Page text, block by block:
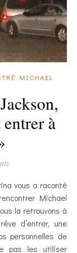
MICHAEL
à
Michael
la retrouvons à
d’entrer, une
personnelles de
pas les utiliser